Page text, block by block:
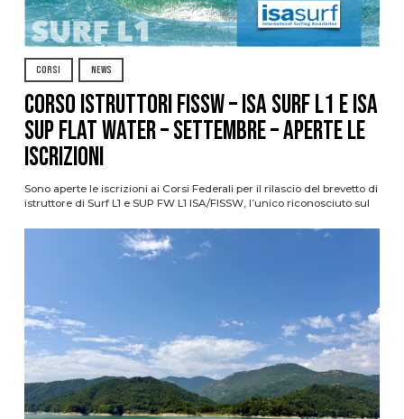
CORSI NEWS
CORSO ISTRUTTORI FISSW – ISA SURF L1 e ISA
SUP Flat Water – SETTEMBRE – APERTE LE
ISCRIZIONI
Sono aperte le iscrizioni ai Corsi Federali per il rilascio del brevetto di
istruttore di Surf L1 e SUP FW L1 ISA/FISSW, l’unico riconosciuto sul